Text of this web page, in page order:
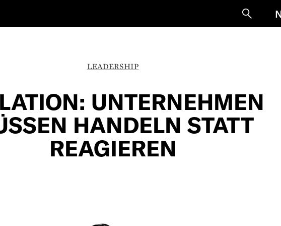
LEADERSHIP
UNTERNEHMEN
HANDELN STATT
REAGIEREN